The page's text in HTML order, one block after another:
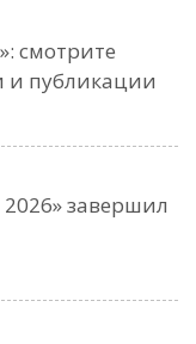
смотрите
и публикации
завершил